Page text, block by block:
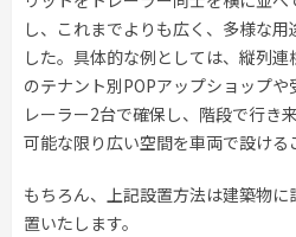
キッズ・アミューズメント事業
Kids amusement business
フランチャイズ事業
Franchise business
まちづくり事業
し、これまでよりも広く、多様な
した。具体的な例としては、縦列
のテナント別POPアップショップ
レーラー2台で確保し、階段で行き
可能な限り広い空間を車両で設ける
もちろん、上記設置方法は建築物
置いたします。